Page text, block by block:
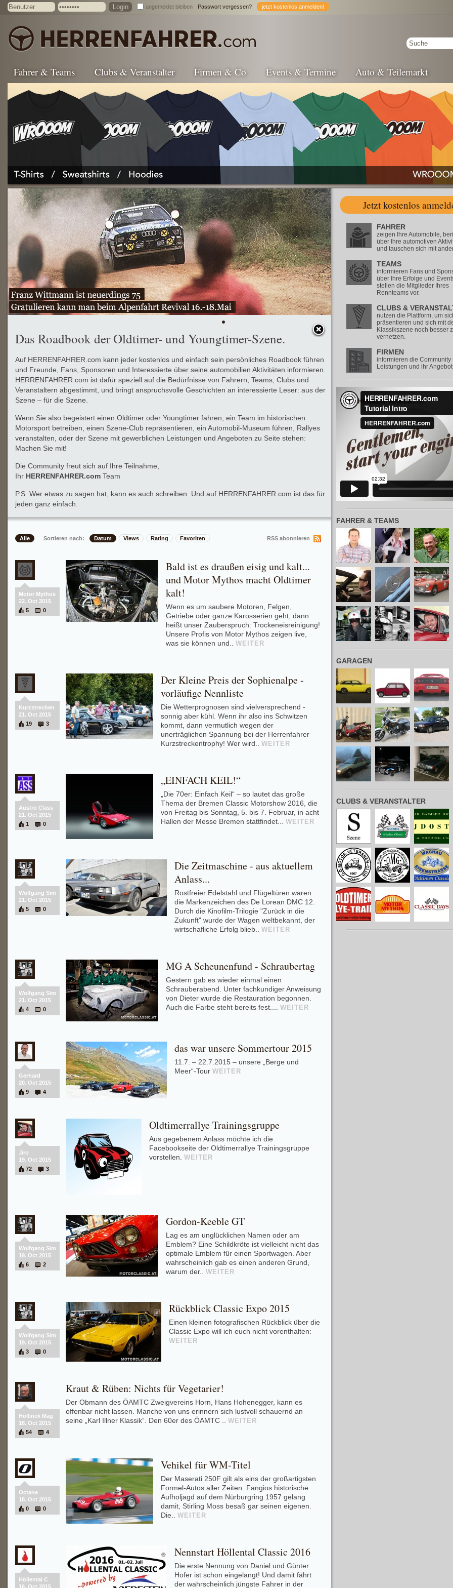
angemeldet bleiben Passwort vergessen? jetzt kostenlos anmelden!
Fahrer & Teams Clubs & Veranstalter Firmen & Co Events & Termine Auto & Teilemarkt
Das Roadbook der Oldtimer- und Youngtimer-Szene.
Auf HERRENFAHRER.com kann jeder kostenlos und einfach sein persönliches Roadbook führen
und Freunde, Fans, Sponsoren und Interessierte über seine automobilien Aktivitäten informieren.
HERRENFAHRER.com ist dafür speziell auf die Bedürfnisse von Fahrern, Teams, Clubs und
Veranstaltern abgestimmt, und bringt anspruchsvolle Geschichten an interessierte Leser: aus der
Szene – für die Szene.
Wenn Sie also begeistert einen Oldtimer oder Youngtimer fahren, ein Team im historischen
Motorsport betreiben, einen Szene-Club repräsentieren, ein Automobil-Museum führen, Rallyes
veranstalten, oder der Szene mit gewerblichen Leistungen und Angeboten zu Seite stehen:
Machen Sie mit!
Die Community freut sich auf Ihre Teilnahme,
Ihr HERRENFAHRER.com Team
P.S. Wer etwas zu sagen hat, kann es auch schreiben. Und auf HERRENFAHRER.com ist das für
jeden ganz einfach.
Alle Sortieren nach: Datum Views Rating Favoriten RSS abonnieren
Motor Mythos
22. Oct 2015
5
0
Bald ist es draußen eisig und kalt...
und Motor Mythos macht Oldtimer
kalt!
Wenn es um saubere Motoren, Felgen,
Getriebe oder ganze Karosserien geht, dann
heißt unser Zauberspruch: Trockeneisreinigung!
Unsere Profis von Motor Mythos zeigen live,
was sie können und.. WEITER
Kurzstrechen
21. Oct 2015
19
3
Der Kleine Preis der Sophienalpe -
vorläufige Nennliste
Die Wetterprognosen sind vielversprechend -
sonnig aber kühl. Wenn ihr also ins Schwitzen
kommt, dann vermutlich wegen der
unerträglichen Spannung bei der Herrenfahrer
Kurzstreckentrophy! Wer wird.. WEITER
Austro Class
21. Oct 2015
1
0
„EINFACH KEIL!“
„Die 70er: Einfach Keil“ – so lautet das große
Thema der Bremen Classic Motorshow 2016, die
von Freitag bis Sonntag, 5. bis 7. Februar, in acht
Hallen der Messe Bremen stattfindet... WEITER
Wolfgang Sim
21. Oct 2015
5
0
Die Zeitmaschine - aus aktuellem
Anlass...
Rostfreier Edelstahl und Flügeltüren waren
die Markenzeichen des De Lorean DMC 12.
Durch die Kinofilm-Trilogie "Zurück in die
Zukunft" wurde der Wagen weltbekannt, der
wirtschafliche Erfolg blieb.. WEITER
Wolfgang Sim
21. Oct 2015
4
0
MG A Scheunenfund - Schraubertag
Gestern gab es wieder einmal einen
Schrauberabend. Unter fachkundiger Anweisung
von Dieter wurde die Restauration begonnen.
Auch die Farbe steht bereits fest.... WEITER
Gerhard
20. Oct 2015
9
4
das war unsere Sommertour 2015
11.7. – 22.7.2015 – unsere „Berge und
Meer“-Tour WEITER
Jiro
19. Oct 2015
72
3
Oldtimerrallye Trainingsgruppe
Aus gegebenem Anlass möchte ich die
Facebookseite der Oldtimerrallye Trainingsgruppe
vorstellen. WEITER
Wolfgang Sim
19. Oct 2015
6
2
Gordon-Keeble GT
Lag es am unglücklichen Namen oder am
Emblem? Eine Schildkröte ist vielleicht nicht das
optimale Emblem für einen Sportwagen. Aber
wahrscheinlich gab es einen anderen Grund,
warum der.. WEITER
Wolfgang Sim
19. Oct 2015
3
0
Rückblick Classic Expo 2015
Einen kleinen fotografischen Rückblick über die
Classic Expo will ich euch nicht vorenthalten:
WEITER
Hollinek Mag
18. Oct 2015
54
4
Kraut & Rüben: Nichts für Vegetarier!
Der Obmann des ÖAMTC Zweigvereins Horn, Hans Hohenegger, kann es
offenbar nicht lassen. Manche von uns erinnern sich lustvoll schauernd an
seine „Karl Illner Klassik“. Den 60er des ÖAMTC .. WEITER
Octane
18. Oct 2015
0
0
Vehikel für WM-Titel
Der Maserati 250F gilt als eins der großartigsten
Formel-Autos aller Zeiten. Fangios historische
Aufholjagd auf dem Nürburgring 1957 gelang
damit, Stirling Moss besaß gar seinen eigenen.
Die.. WEITER
Höllental C
16. Oct 2015
Nennstart Höllental Classic 2016
Die erste Nennung von Daniel und Günter
Hofer ist schon eingelangt! Und damit fährt
der wahrscheinlich jüngste Fahrer in der
Jetzt kostenlos
FAHRER
zeigen Ihre Automobile,
über Ihre automotiven
und tauschen sich mit
TEAMS
informieren Fans und
über Ihre Erfolge und
stellen die Mitglieder Ihres
Rennteams vor.
CLUBS &
nutzen die Plattform, um
präsentieren und sich mit
Klassikszene noch besser
vernetzen.
FIRMEN
informieren die Community
Leistungen und ihr
FAHRER & TEAMS
GARAGEN
CLUBS & VERANSTALTER